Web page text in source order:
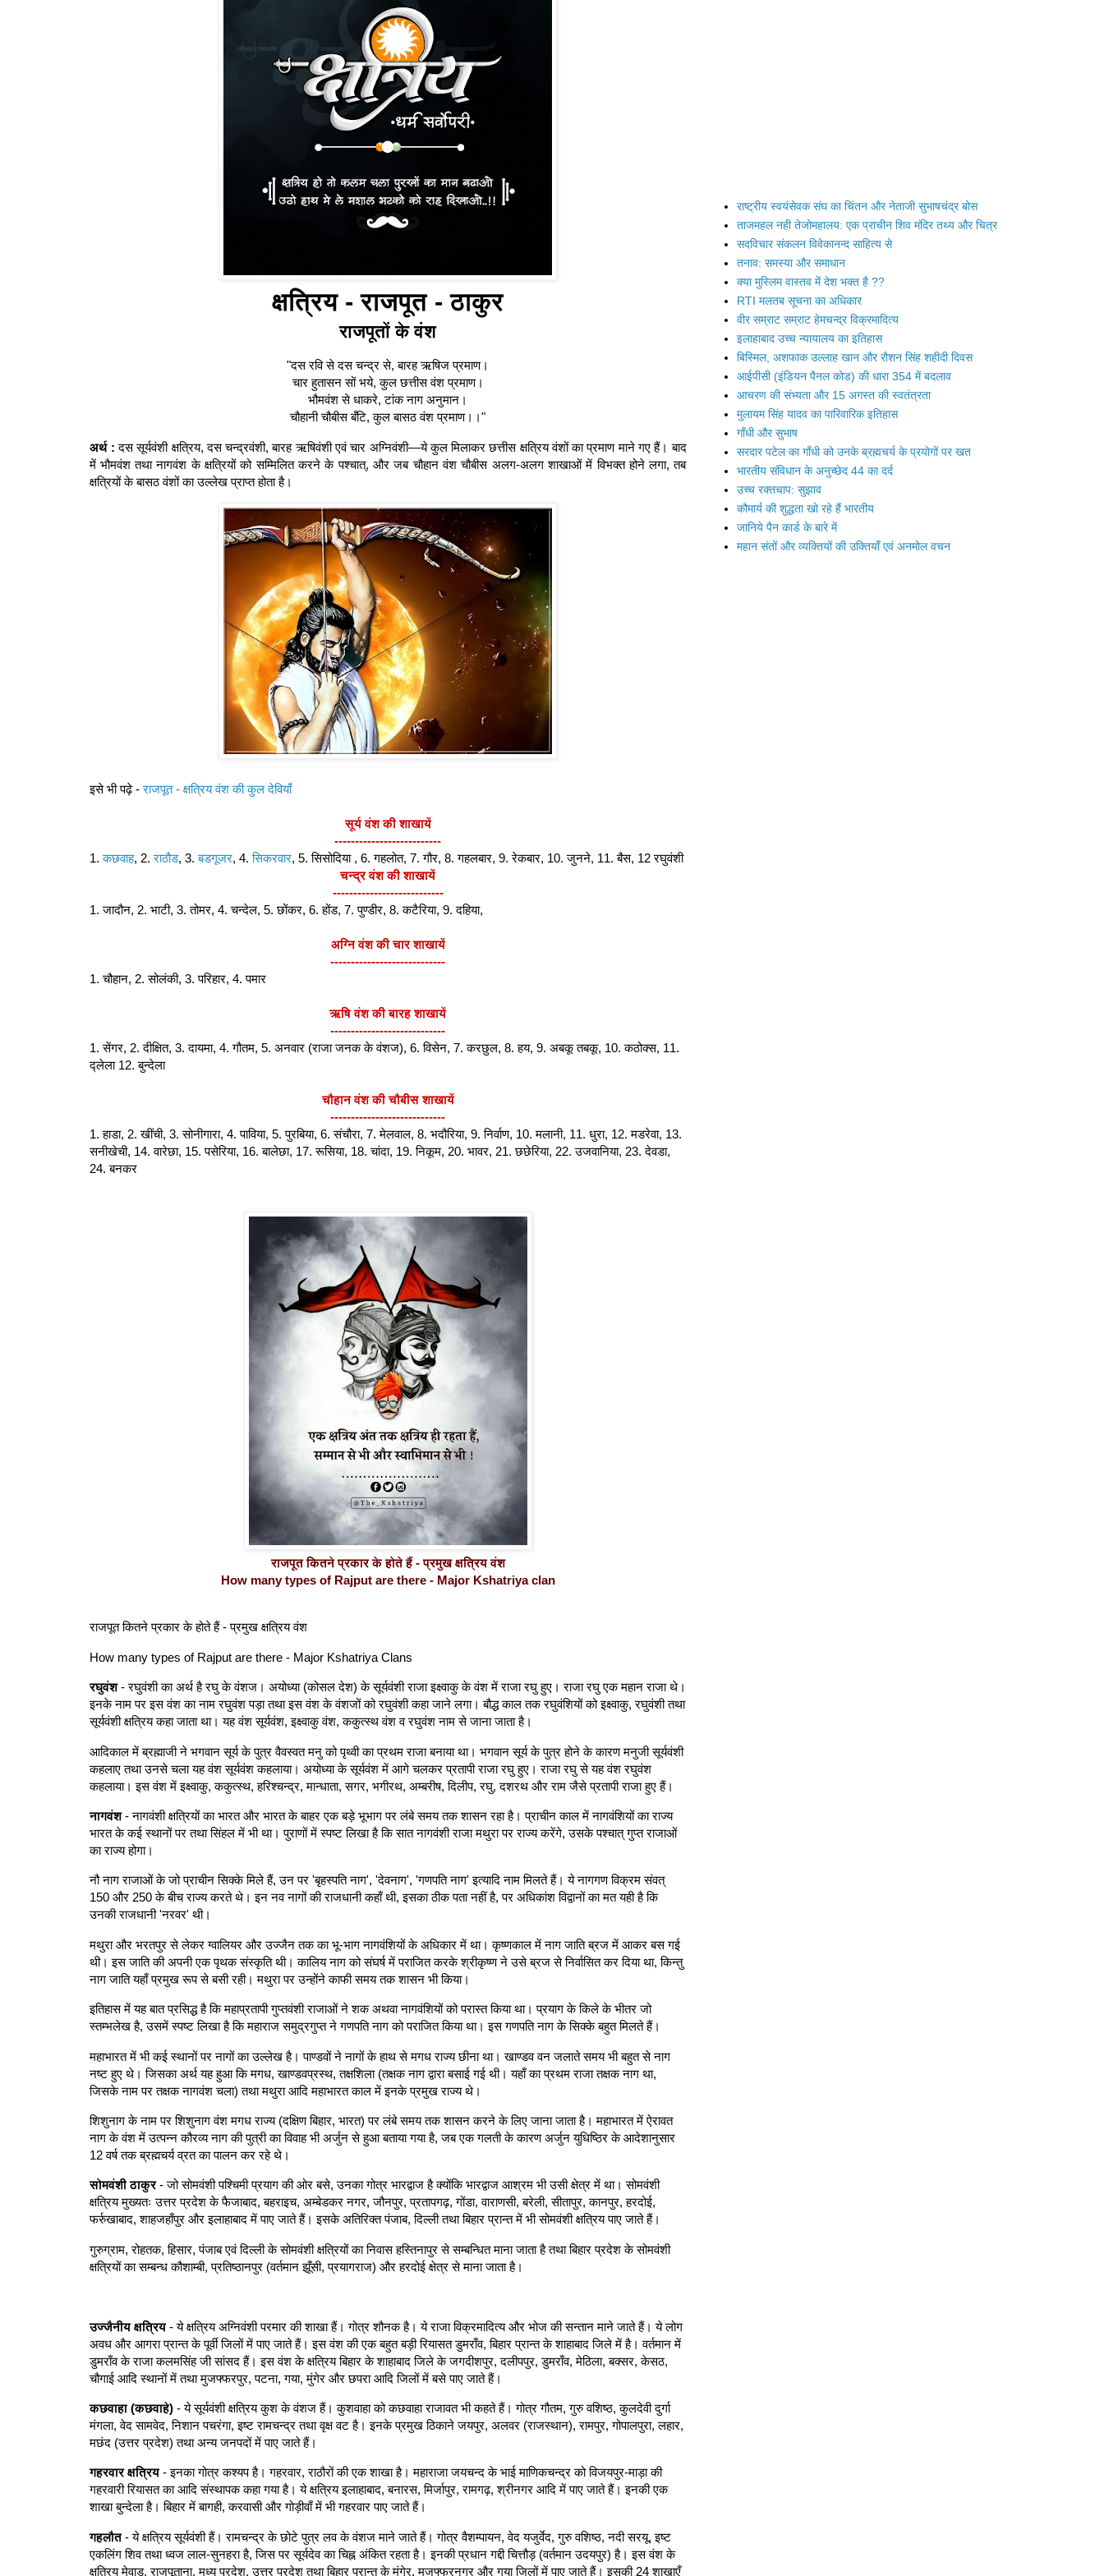
क्षत्रिय - राजपूत - ठाकुर
राजपूतों के वंश
"दस रवि से दस चन्द्र से, बारह ऋषिज प्रमाण।
चार हुतासन सों भये, कुल छत्तीस वंश प्रमाण।
भौमवंश से धाकरे, टांक नाग अनुमान।
चौहानी चौबीस बँटि, कुल बासठ वंश प्रमाण।।"
अर्थ : दस सूर्यवंशी क्षत्रिय, दस चन्द्रवंशी, बारह ऋषिवंशी एवं चार अग्निवंशी—ये कुल मिलाकर छत्तीस क्षत्रिय वंशों का प्रमाण माने गए हैं। बाद
में भौमवंश तथा नागवंश के क्षत्रियों को सम्मिलित करने के पश्चात्, और जब चौहान वंश चौबीस अलग-अलग शाखाओं में विभक्त होने लगा, तब
क्षत्रियों के बासठ वंशों का उल्लेख प्राप्त होता है।
इसे भी पढ़े -राजपूत - क्षत्रिय वंश की कुल देवियाँ
सूर्य वंश की शाखायें
--------------------------
1.कछवाह, 2.राठौड, 3.बडगूजर, 4.सिकरवार, 5. सिसोदिया , 6. गहलोत, 7. गौर, 8. गहलबार, 9. रेकबार, 10. जुनने, 11. बैस, 12 रघुवंशी
चन्द्र वंश की शाखायें
---------------------------
1. जादौन, 2. भाटी, 3. तोमर, 4. चन्देल, 5. छोंकर, 6. होंड, 7. पुण्डीर, 8. कटैरिया, 9. दहिया,
अग्नि वंश की चार शाखायें
----------------------------
1. चौहान, 2. सोलंकी, 3. परिहार, 4. पमार
ऋषि वंश की बारह शाखायें
----------------------------
1. सेंगर, 2. दीक्षित, 3. दायमा, 4. गौतम, 5. अनवार (राजा जनक के वंशज), 6. विसेन, 7. करछुल, 8. हय, 9. अबकू तबकू, 10. कठोक्स, 11.
द्लेला 12. बुन्देला
चौहान वंश की चौबीस शाखायें
----------------------------
1. हाडा, 2. खींची, 3. सोनीगारा, 4. पाविया, 5. पुरबिया, 6. संचौरा, 7. मेलवाल, 8. भदौरिया, 9. निर्वाण, 10. मलानी, 11. धुरा, 12. मडरेवा, 13.
सनीखेची, 14. वारेछा, 15. पसेरिया, 16. बालेछा, 17. रूसिया, 18. चांदा, 19. निकूम, 20. भावर, 21. छछेरिया, 22. उजवानिया, 23. देवडा,
24. बनकर
राजपूत कितने प्रकार के होते हैं - प्रमुख क्षत्रिय वंश
How many types of Rajput are there - Major Kshatriya clan
राजपूत कितने प्रकार के होते हैं - प्रमुख क्षत्रिय वंश
How many types of Rajput are there - Major Kshatriya Clans
रघुवंश- रघुवंशी का अर्थ है रघु के वंशज। अयोध्या (कोसल देश) के सूर्यवंशी राजा इक्ष्वाकु के वंश में राजा रघु हुए। राजा रघु एक महान राजा थे।
इनके नाम पर इस वंश का नाम रघुवंश पड़ा तथा इस वंश के वंशजों को रघुवंशी कहा जाने लगा। बौद्ध काल तक रघुवंशियों को इक्ष्वाकु, रघुवंशी तथा
सूर्यवंशी क्षत्रिय कहा जाता था। यह वंश सूर्यवंश, इक्ष्वाकु वंश, ककुत्स्थ वंश व रघुवंश नाम से जाना जाता है।
आदिकाल में ब्रह्माजी ने भगवान सूर्य के पुत्र वैवस्वत मनु को पृथ्वी का प्रथम राजा बनाया था। भगवान सूर्य के पुत्र होने के कारण मनुजी सूर्यवंशी
कहलाए तथा उनसे चला यह वंश सूर्यवंश कहलाया। अयोध्या के सूर्यवंश में आगे चलकर प्रतापी राजा रघु हुए। राजा रघु से यह वंश रघुवंश
कहलाया। इस वंश में इक्ष्वाकु, ककुत्स्थ, हरिश्चन्द्र, मान्धाता, सगर, भगीरथ, अम्बरीष, दिलीप, रघु, दशरथ और राम जैसे प्रतापी राजा हुए हैं।
नागवंश- नागवंशी क्षत्रियों का भारत और भारत के बाहर एक बड़े भूभाग पर लंबे समय तक शासन रहा है। प्राचीन काल में नागवंशियों का राज्य
भारत के कई स्थानों पर तथा सिंहल में भी था। पुराणों में स्पष्ट लिखा है कि सात नागवंशी राजा मथुरा पर राज्य करेंगे, उसके पश्चात् गुप्त राजाओं
का राज्य होगा।
नौ नाग राजाओं के जो प्राचीन सिक्के मिले हैं, उन पर 'बृहस्पति नाग', 'देवनाग', 'गणपति नाग' इत्यादि नाम मिलते हैं। ये नागगण विक्रम संवत्
150 और 250 के बीच राज्य करते थे। इन नव नागों की राजधानी कहाँ थी, इसका ठीक पता नहीं है, पर अधिकांश विद्वानों का मत यही है कि
उनकी राजधानी 'नरवर' थी।
मथुरा और भरतपुर से लेकर ग्वालियर और उज्जैन तक का भू-भाग नागवंशियों के अधिकार में था। कृष्णकाल में नाग जाति ब्रज में आकर बस गई
थी। इस जाति की अपनी एक पृथक संस्कृति थी। कालिय नाग को संघर्ष में पराजित करके श्रीकृष्ण ने उसे ब्रज से निर्वासित कर दिया था, किन्तु
नाग जाति यहाँ प्रमुख रूप से बसी रही। मथुरा पर उन्होंने काफी समय तक शासन भी किया।
इतिहास में यह बात प्रसिद्ध है कि महाप्रतापी गुप्तवंशी राजाओं ने शक अथवा नागवंशियों को परास्त किया था। प्रयाग के किले के भीतर जो
स्तम्भलेख है, उसमें स्पष्ट लिखा है कि महाराज समुद्रगुप्त ने गणपति नाग को पराजित किया था। इस गणपति नाग के सिक्के बहुत मिलते हैं।
महाभारत में भी कई स्थानों पर नागों का उल्लेख है। पाण्डवों ने नागों के हाथ से मगध राज्य छीना था। खाण्डव वन जलाते समय भी बहुत से नाग
नष्ट हुए थे। जिसका अर्थ यह हुआ कि मगध, खाण्डवप्रस्थ, तक्षशिला (तक्षक नाग द्वारा बसाई गई थी। यहाँ का प्रथम राजा तक्षक नाग था,
जिसके नाम पर तक्षक नागवंश चला) तथा मथुरा आदि महाभारत काल में इनके प्रमुख राज्य थे।
शिशुनाग के नाम पर शिशुनाग वंश मगध राज्य (दक्षिण बिहार, भारत) पर लंबे समय तक शासन करने के लिए जाना जाता है। महाभारत में ऐरावत
नाग के वंश में उत्पन्न कौरव्य नाग की पुत्री का विवाह भी अर्जुन से हुआ बताया गया है, जब एक गलती के कारण अर्जुन युधिष्ठिर के आदेशानुसार
12 वर्ष तक ब्रह्मचर्य व्रत का पालन कर रहे थे।
सोमवंशी ठाकुर- जो सोमवंशी पश्चिमी प्रयाग की ओर बसे, उनका गोत्र भारद्वाज है क्योंकि भारद्वाज आश्रम भी उसी क्षेत्र में था। सोमवंशी
क्षत्रिय मुख्यतः उत्तर प्रदेश के फैजाबाद, बहराइच, अम्बेडकर नगर, जौनपुर, प्रतापगढ़, गोंडा, वाराणसी, बरेली, सीतापुर, कानपुर, हरदोई,
फर्रुखाबाद, शाहजहाँपुर और इलाहाबाद में पाए जाते हैं। इसके अतिरिक्त पंजाब, दिल्ली तथा बिहार प्रान्त में भी सोमवंशी क्षत्रिय पाए जाते हैं।
गुरुग्राम, रोहतक, हिसार, पंजाब एवं दिल्ली के सोमवंशी क्षत्रियों का निवास हस्तिनापुर से सम्बन्धित माना जाता है तथा बिहार प्रदेश के सोमवंशी
क्षत्रियों का सम्बन्ध कौशाम्बी, प्रतिष्ठानपुर (वर्तमान झूँसी, प्रयागराज) और हरदोई क्षेत्र से माना जाता है।
उज्जैनीय क्षत्रिय- ये क्षत्रिय अग्निवंशी परमार की शाखा हैं। गोत्र शौनक है। ये राजा विक्रमादित्य और भोज की सन्तान माने जाते हैं। ये लोग
अवध और आगरा प्रान्त के पूर्वी जिलों में पाए जाते हैं। इस वंश की एक बहुत बड़ी रियासत डुमराँव, बिहार प्रान्त के शाहाबाद जिले में है। वर्तमान में
डुमराँव के राजा कलमसिंह जी सांसद हैं। इस वंश के क्षत्रिय बिहार के शाहाबाद जिले के जगदीशपुर, दलीपपुर, डुमराँव, मेठिला, बक्सर, केसठ,
चौगाई आदि स्थानों में तथा मुजफ्फरपुर, पटना, गया, मुंगेर और छपरा आदि जिलों में बसे पाए जाते हैं।
कछवाहा (कछवाहे)- ये सूर्यवंशी क्षत्रिय कुश के वंशज हैं। कुशवाहा को कछवाहा राजावत भी कहते हैं। गोत्र गौतम, गुरु वशिष्ठ, कुलदेवी दुर्गा
मंगला, वेद सामवेद, निशान पचरंगा, इष्ट रामचन्द्र तथा वृक्ष वट है। इनके प्रमुख ठिकाने जयपुर, अलवर (राजस्थान), रामपुर, गोपालपुरा, लहार,
मछंद (उत्तर प्रदेश) तथा अन्य जनपदों में पाए जाते हैं।
गहरवार क्षत्रिय- इनका गोत्र कश्यप है। गहरवार, राठौरों की एक शाखा है। महाराजा जयचन्द के भाई माणिकचन्द्र को विजयपुर-माड़ा की
गहरवारी रियासत का आदि संस्थापक कहा गया है। ये क्षत्रिय इलाहाबाद, बनारस, मिर्जापुर, रामगढ़, श्रीनगर आदि में पाए जाते हैं। इनकी एक
शाखा बुन्देला है। बिहार में बागही, करवासी और गोड़ीवाँ में भी गहरवार पाए जाते हैं।
गहलौत- ये क्षत्रिय सूर्यवंशी हैं। रामचन्द्र के छोटे पुत्र लव के वंशज माने जाते हैं। गोत्र वैशम्पायन, वेद यजुर्वेद, गुरु वशिष्ठ, नदी सरयू, इष्ट
एकलिंग शिव तथा ध्वज लाल-सुनहरा है, जिस पर सूर्यदेव का चिह्न अंकित रहता है। इनकी प्रधान गद्दी चित्तौड़ (वर्तमान उदयपुर) है। इस वंश के
क्षत्रिय मेवाड़, राजपूताना, मध्य प्रदेश, उत्तर प्रदेश तथा बिहार प्रान्त के मुंगेर, मुजफ्फरनगर और गया जिलों में पाए जाते हैं। इसकी 24 शाखाएँ
राष्ट्रीय स्वयंसेवक संघ का चिंतन और नेताजी सुभाषचंद्र बोस
ताजमहल नही तेजोमहालय: एक प्राचीन शिव मंदिर तथ्य और चित्र
सदविचार संकलन विवेकानन्द साहित्य से
तनाव: समस्या और समाधान
क्या मुस्लिम वास्तव में देश भक्त है ??
RTI मलतब सूचना का अधिकार
वीर सम्राट सम्राट हेमचन्द्र विक्रमादित्य
इलाहाबाद उच्च न्यायालय का इतिहास
बिस्मिल, अशफाक उल्लाह खान और रौशन सिंह शहीदी दिवस
आईपीसी (इंडियन पैनल कोड) की धारा 354 में बदलाव
आचरण की संभ्यता और 15 अगस्त की स्वतंत्रता
मुलायम सिंह यादव का पारिवारिक इतिहास
गाँधी और सुभाष
सरदार पटेल का गाँधी को उनके ब्रह्मचर्य के प्रयोगों पर खत
भारतीय संविधान के अनुच्छेद 44 का दर्द
उच्च रक्तचाप: सुझाव
कौमार्य की शुद्धता खो रहे हैं भारतीय
जानिये पैन कार्ड के बारे में
महान संतों और व्यक्तियों की उक्तियाँ एवं अनमोल वचन